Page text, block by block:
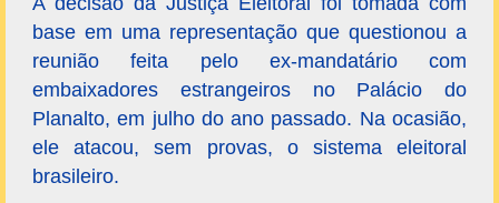
base em uma representação que questionou a
reunião feita pelo ex-mandatário com
embaixadores estrangeiros no Palácio do
Planalto, em julho do ano passado. Na ocasião,
ele atacou, sem provas, o sistema eleitoral
brasileiro.